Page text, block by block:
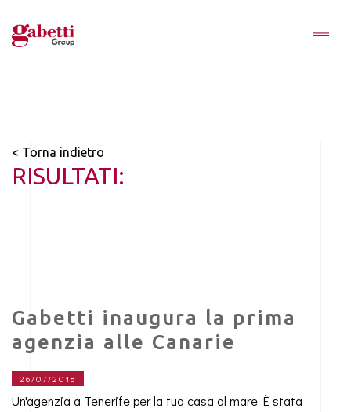
< Torna indietro
RISULTATI:
Gabetti inaugura la prima
agenzia alle Canarie
26/07/2018
Un'agenzia a Tenerife per la tua casa al mare È stata